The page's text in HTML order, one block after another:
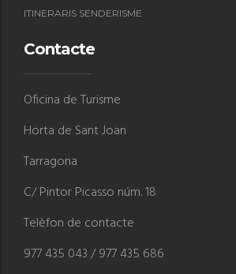
ITINERARIS SENDERISME
Contacte
Oficina de Turisme
Horta de Sant Joan
Tarragona
C/ Pintor Picasso núm. 18
Telèfon de contacte
977 435 043 / 977 435 686